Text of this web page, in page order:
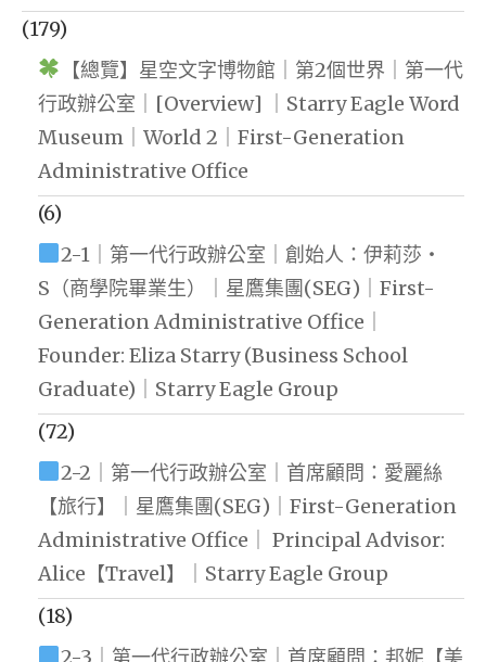
(179)
【總覽】星空文字博物館｜第2個世界｜第一代
行政辦公室｜[Overview] ｜Starry Eagle Word
Museum｜World 2｜First-Generation
Administrative Office
(6)
2-1｜第一代行政辦公室｜創始人：伊莉莎・
S（商學院畢業生）｜星鷹集團(SEG)｜First-
Generation Administrative Office｜
Founder: Eliza Starry (Business School
Graduate)｜Starry Eagle Group
(72)
2-2｜第一代行政辦公室｜首席顧問：愛麗絲
【旅行】｜星鷹集團(SEG)｜First-Generation
Administrative Office｜ Principal Advisor:
Alice【Travel】｜Starry Eagle Group
(18)
2-3｜第一代行政辦公室｜首席顧問：邦妮【美